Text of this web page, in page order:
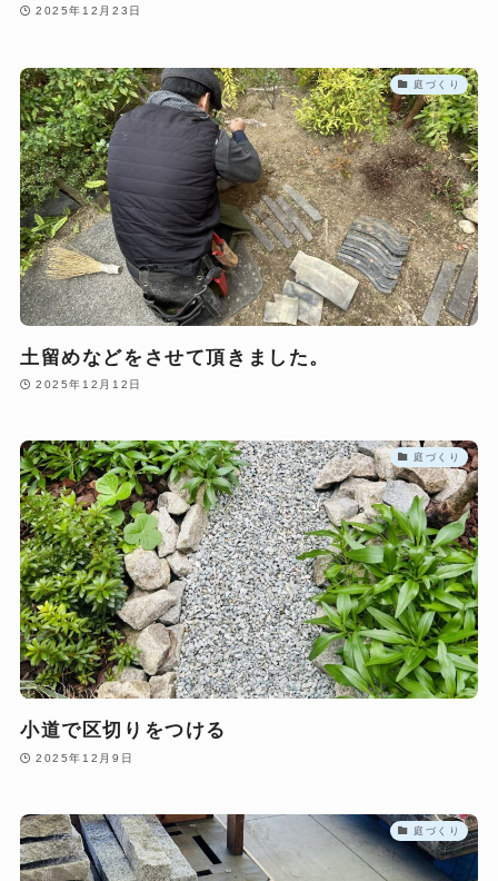
2025年12月23日
庭づくり
土留めなどをさせて頂きました。
2025年12月12日
庭づくり
小道で区切りをつける
2025年12月9日
庭づくり